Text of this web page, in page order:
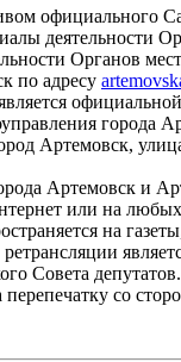
официального
деятельности
Органов
по адресу
города
Артемовск,
Артемовск и
или на
на
Совета депутатов.
со